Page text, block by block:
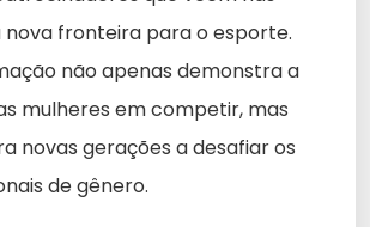
nova fronteira para o esporte.
não apenas demonstra a
mulheres em competir, mas
novas gerações a desafiar os
de gênero.